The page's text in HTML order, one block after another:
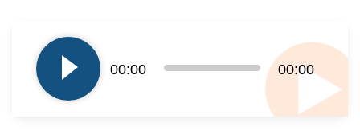
plików
dźwiękowych
00:00 00:00